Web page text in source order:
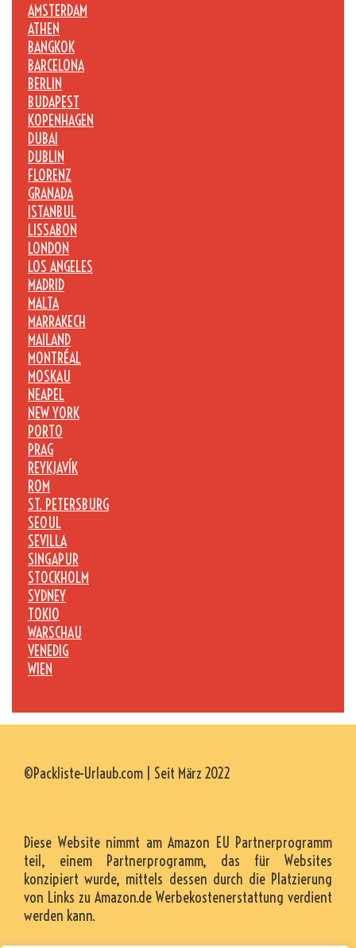
AMSTERDAM
ATHEN
BANGKOK
BARCELONA
BERLIN
BUDAPEST
KOPENHAGEN
DUBAI
DUBLIN
FLORENZ
GRANADA
ISTANBUL
LISSABON
LONDON
LOS ANGELES
MADRID
MALTA
MARRAKECH
MAILAND
MONTRÉAL
MOSKAU
NEAPEL
NEW YORK
PORTO
PRAG
REYKJAVÍK
ROM
ST. PETERSBURG
SEOUL
SEVILLA
SINGAPUR
STOCKHOLM
SYDNEY
TOKIO
WARSCHAU
VENEDIG
WIEN
©Packliste-Urlaub.com | Seit März 2022
Diese Website nimmt am Amazon EU Partnerprogramm
teil, einem Partnerprogramm, das für Websites
konzipiert wurde, mittels dessen durch die Platzierung
von Links zu Amazon.de Werbekostenerstattung verdient
werden kann.